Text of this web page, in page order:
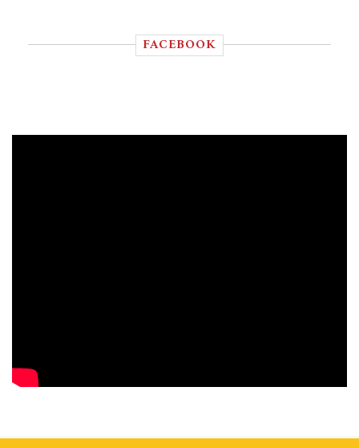
FACEBOOK